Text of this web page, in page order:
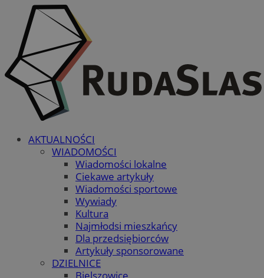
AKTUALNOŚCI
WIADOMOŚCI
Wiadomości lokalne
Ciekawe artykuły
Wiadomości sportowe
Wywiady
Kultura
Najmłodsi mieszkańcy
Dla przedsiębiorców
Artykuły sponsorowane
DZIELNICE